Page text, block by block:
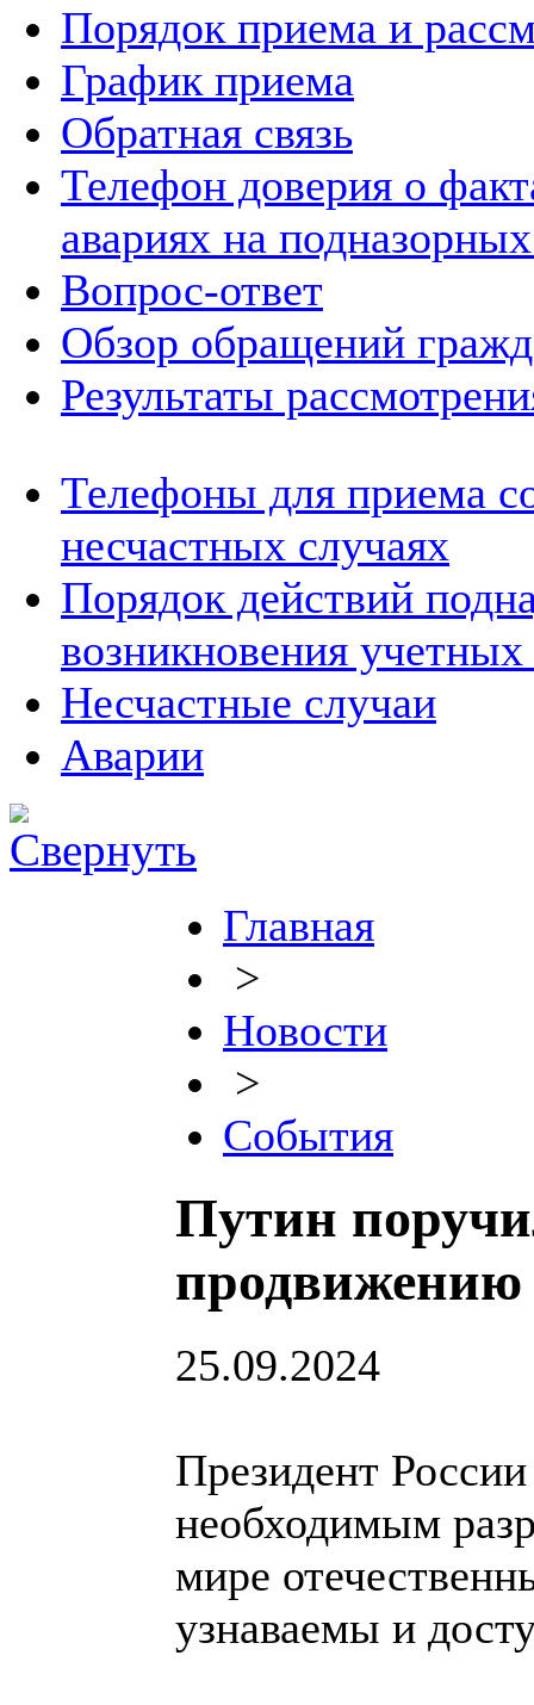
Порядок приема и
График приема
Обратная связь
Телефон доверия о
авариях на
Вопрос-ответ
Обзор обращений
Результаты
Телефоны для приема
несчастных случаях
Порядок действий
возникновения
Несчастные случаи
Аварии
Главная
>
Новости
>
События
Путин
продвижению
25.09.2024
Президент
необходимым
мире
узнаваемы и